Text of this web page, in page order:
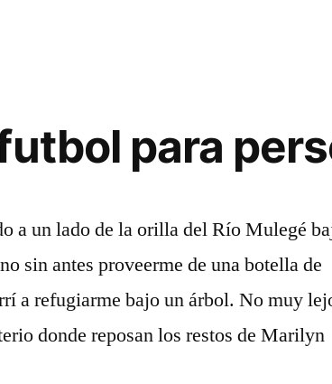
para
a un lado de la orilla del Río Mulegé
sin antes proveerme de una botella de
a refugiarme bajo un árbol. No muy
donde reposan los restos de Marilyn